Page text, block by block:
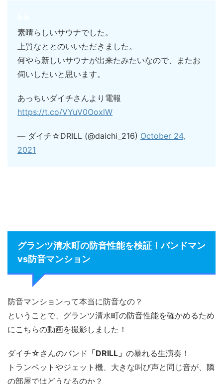
素晴らしいサウナでした。
上質なととのいいただきました。
何やら新しいサウナが出来たみたいなので、またお
伺いしたいと思います。
あっちいダイチさんより電報
https://t.co/VYuV0OoxlW
— ダイチ☆DRILL (@daichi_216) October 24,
2021
グランツ清水町の防音性能を検証！バンドマン
vs防音マンション
防音マンションって本当に防音なの？
ということで、グランツ清水町の防音性能を確かめるため
にこちらの動画を撮影しました！
ダイチ☆さんのバンド 「DRILL」 の暴れる生演奏！
トランペットやジェット機、大きな叫び声と同じ音が、隣
の部屋ではどうなるのか？